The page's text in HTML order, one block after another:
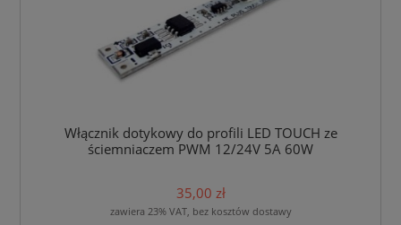
Włącznik dotykowy do profili LED TOUCH ze
ściemniaczem PWM 12/24V 5A 60W
35,00 zł
zawiera 23% VAT, bez kosztów dostawy